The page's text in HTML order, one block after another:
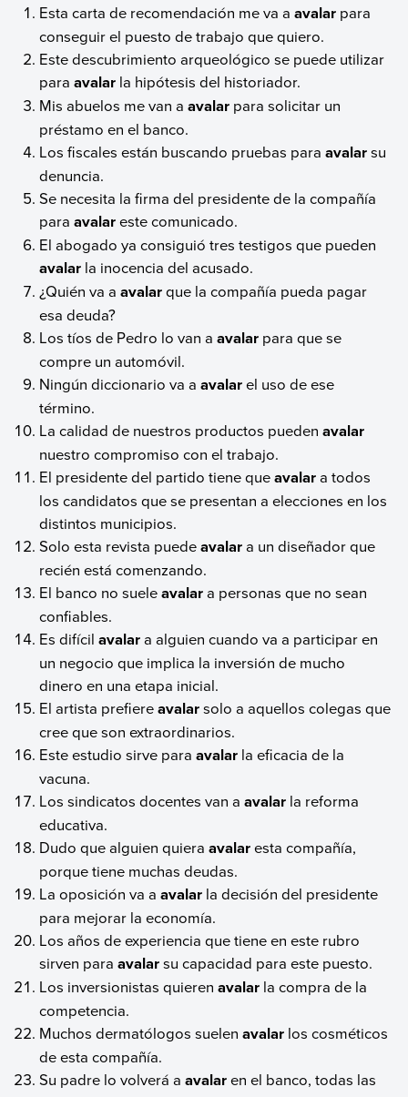
Esta carta de recomendación me va aavalar para
conseguir el puesto de trabajo que quiero.
Este descubrimiento arqueológico se puede utilizar
paraavalar la hipótesis del historiador.
Mis abuelos me van aavalar para solicitar un
préstamo en el banco.
Los fiscales están buscando pruebas paraavalarsu
denuncia.
Se necesita la firma del presidente de la compañía
paraavalareste comunicado.
El abogado ya consiguió tres testigos que pueden
avalar la inocencia del acusado.
¿Quién va aavalarque la compañía pueda pagar
esa deuda?
Los tíos de Pedro lo van aavalar para que se
compre un automóvil.
Ningún diccionario va aavalarel uso de ese
término.
La calidad de nuestros productos puedenavalar
nuestro compromiso con el trabajo.
El presidente del partido tiene queavalara todos
los candidatos que se presentan a elecciones en los
distintos municipios.
Solo esta revista puedeavalara un diseñador que
recién está comenzando.
El banco no sueleavalara personas que no sean
confiables.
Es difícilavalara alguien cuando va a participar en
un negocio que implica la inversión de mucho
dinero en una etapa inicial.
El artista prefiereavalarsolo a aquellos colegas que
cree que son extraordinarios.
Este estudio sirve paraavalar la eficacia de la
vacuna.
Los sindicatos docentes van aavalar la reforma
educativa.
Dudo que alguien quieraavalaresta compañía,
porque tiene muchas deudas.
La oposición va aavalar la decisión del presidente
para mejorar la economía.
Los años de experiencia que tiene en este rubro
sirven paraavalarsu capacidad para este puesto.
Los inversionistas quierenavalar la compra de la
competencia.
Muchos dermatólogos suelenavalar los cosméticos
de esta compañía.
Su padre lo volverá aavalaren el banco, todas las